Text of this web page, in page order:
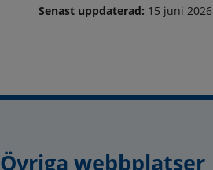
Senast uppdaterad: 15 juni 2026
Övriga webbplatser